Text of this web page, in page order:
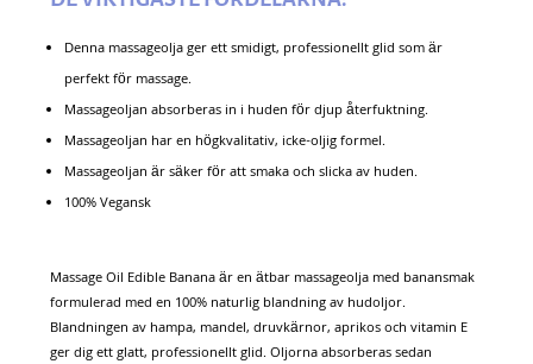
Denna massageolja ger ett smidigt, professionellt glid som är
perfekt för massage.
Massageoljan absorberas in i huden för djup återfuktning.
Massageoljan har en högkvalitativ, icke-oljig formel.
Massageoljan är säker för att smaka och slicka av huden.
100% Vegansk
Massage Oil Edible Banana är en ätbar massageolja med banansmak
formulerad med en 100% naturlig blandning av hudoljor.
Blandningen av hampa, mandel, druvkärnor, aprikos och vitamin E
ger dig ett glatt, professionellt glid. Oljorna absorberas sedan